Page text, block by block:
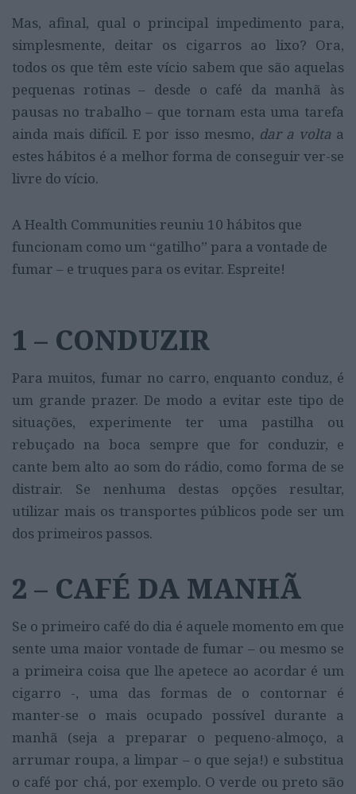
Mas, afinal, qual o principal impedimento para,
simplesmente, deitar os cigarros ao lixo? Ora,
todos os que têm este vício sabem que são aquelas
pequenas rotinas – desde o café da manhã às
pausas no trabalho – que tornam esta uma tarefa
ainda mais difícil. E por isso mesmo, dar a volta a
estes hábitos é a melhor forma de conseguir ver-se
livre do vício.
A Health Communities reuniu 10 hábitos que
funcionam como um “gatilho” para a vontade de
fumar – e truques para os evitar. Espreite!
1 – CONDUZIR
Para muitos, fumar no carro, enquanto conduz, é
um grande prazer. De modo a evitar este tipo de
situações, experimente ter uma pastilha ou
rebuçado na boca sempre que for conduzir, e
cante bem alto ao som do rádio, como forma de se
distrair. Se nenhuma destas opções resultar,
utilizar mais os transportes públicos pode ser um
dos primeiros passos.
2 – CAFÉ DA MANHÃ
Se o primeiro café do dia é aquele momento em que
sente uma maior vontade de fumar – ou mesmo se
a primeira coisa que lhe apetece ao acordar é um
cigarro -, uma das formas de o contornar é
manter-se o mais ocupado possível durante a
manhã (seja a preparar o pequeno-almoço, a
arrumar roupa, a limpar – o que seja!) e substitua
o café por chá, por exemplo. O verde ou preto são